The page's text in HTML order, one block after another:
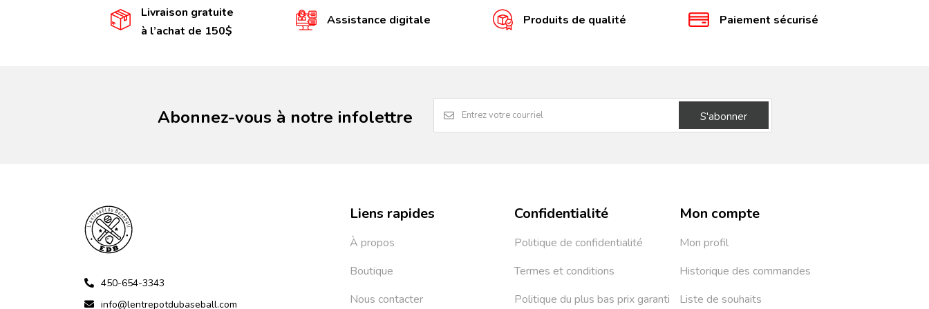
Livraison gratuite
à l’achat de 150$
Assistance digitale Produits de qualité Paiement sécurisé
Abonnez-vous à notre infolettre S'abonner
450-654-3343
info@lentrepotdubaseball.com
Liens rapides
À propos
Boutique
Nous contacter
Confidentialité
Politique de confidentialité
Termes et conditions
Politique du plus bas prix garanti
Mon compte
Mon profil
Historique des commandes
Liste de souhaits